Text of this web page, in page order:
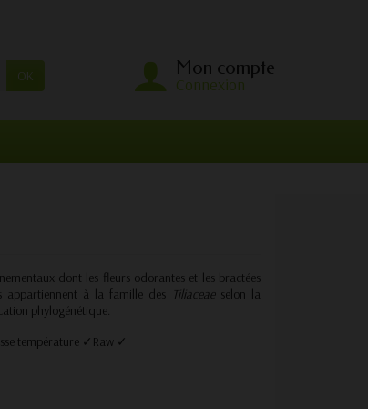
OK Mon compte
Connexion
dont les fleurs odorantes et les bractées
appartiennent à la famille des Tiliaceaeselon la
phylogénétique.
température ✓ Raw ✓